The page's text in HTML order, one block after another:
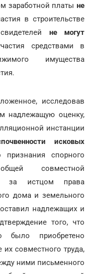
заработной платы не
в строительстве
не могут
средствами в
имущества
исследовав
надлежащую оценку,
инстанции
исковых
признания спорного
совместной
за истцом права
дома и земельного
надлежащих и
того, что
было приобретено
их совместного труда,
ними письменного